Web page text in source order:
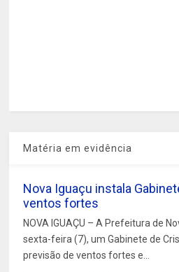
Matéria em evidência
Nova Iguaçu instala
ventos fortes
NOVA IGUAÇU – A Prefeitura de
sexta-feira (7), um Gabinete de
previsão de ventos fortes e...